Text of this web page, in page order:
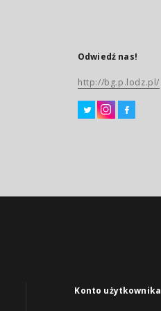
Odwiedź nas!
http://bg.p.lodz.pl/
Konto użytkownika